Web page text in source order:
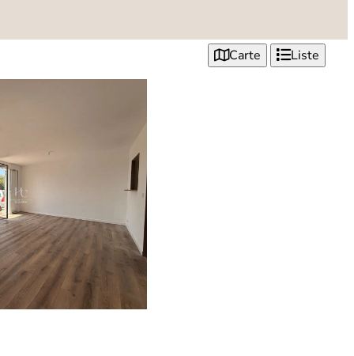
Carte Liste